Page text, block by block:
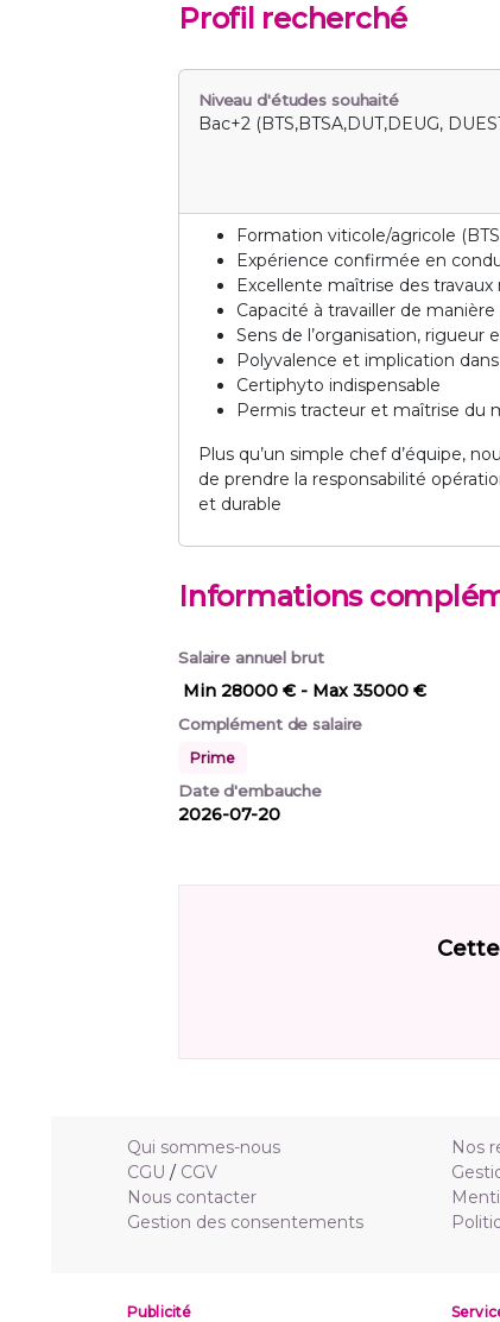
Profil recherché
Niveau d'études souhaité
Bac+2 (BTS,BTSA,DUT,DEUG,
Formation viticole/agricole
Expérience confirmée en
Excellente maîtrise des
Capacité à travailler de
Sens de l’organisation, rigueur
Polyvalence et implication
Certiphyto indispensable
Permis tracteur et maîtrise du
Plus qu’un simple chef d’équipe,
de prendre la responsabilité
et durable
Informations
Salaire annuel brut
Min 28000 € - Max 35000 €
Complément de salaire
Prime
Date d'embauche
2026-07-20
Qui sommes-nous
CGU / CGV
Nous contacter
Gestion des consentements
Nos
Publicité